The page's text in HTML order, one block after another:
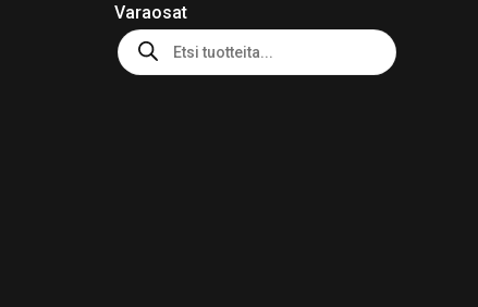
Varaosat
Products
search